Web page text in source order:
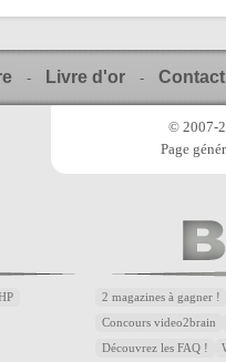
- Livre d'or - Contact
© 2007-
Page
2 magazines à gagner !
Concours video2brain
Découvrez les FAQ !